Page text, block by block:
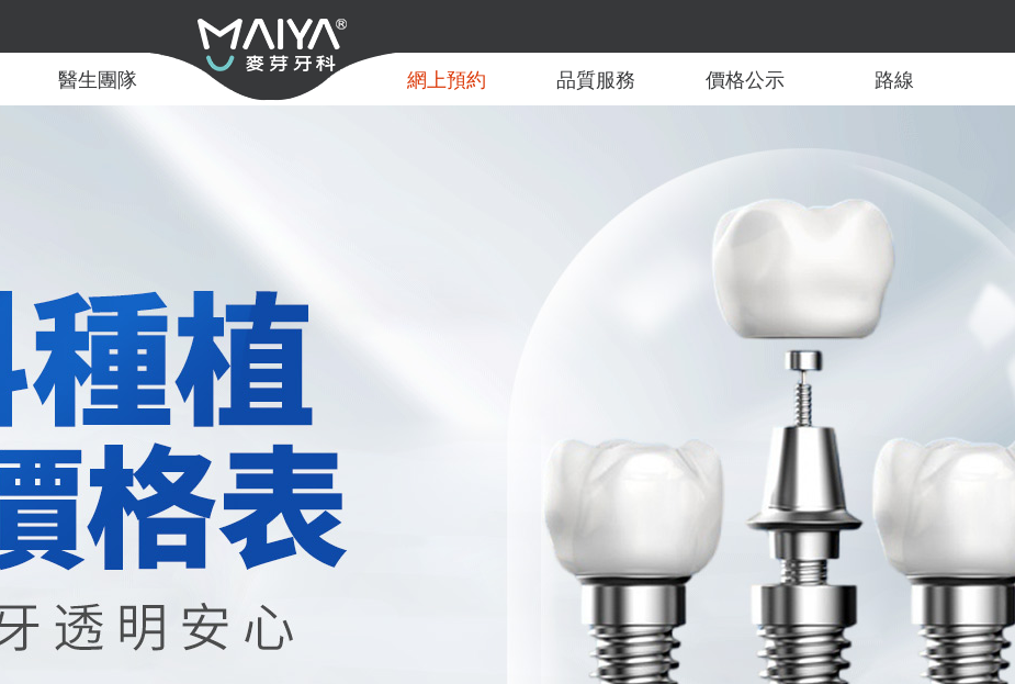
醫生團隊 網上預約 品質服務 價格公示 路線